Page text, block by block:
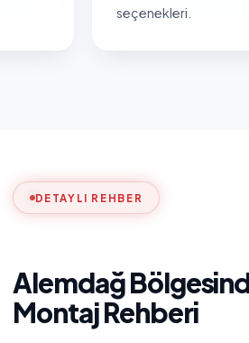
seçenekleri.
DETAYLI REHBER
Alemdağ
Montaj Rehberi